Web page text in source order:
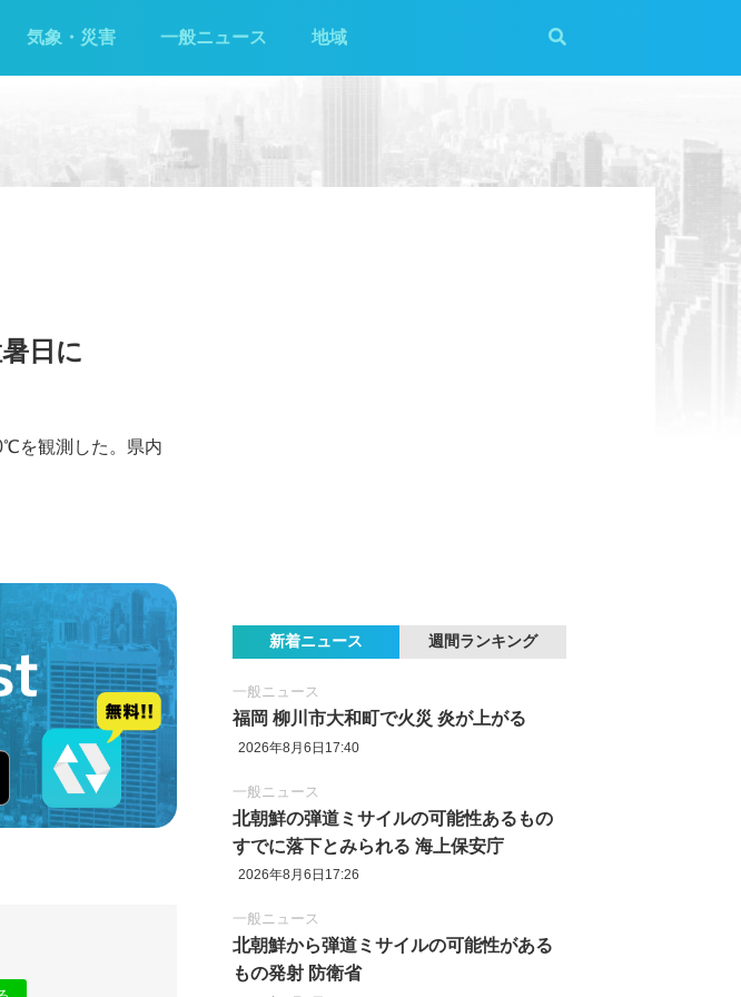
気象・災害 一般ニュース 地域
日に
を観測した。県内
新着ニュース 週間ランキング
一般ニュース
福岡 柳川市大和町で火災 炎が上がる
2026年8月6日17:40
一般ニュース
北朝鮮の弾道ミサイルの可能性あるもの
すでに落下とみられる 海上保安庁
2026年8月6日17:26
一般ニュース
北朝鮮から弾道ミサイルの可能性がある
もの発射 防衛省